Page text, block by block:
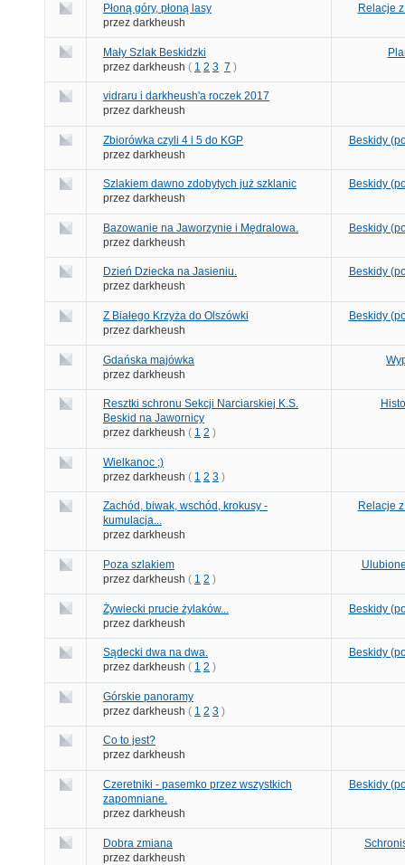
Płoną góry, płoną lasy
przez darkheush
Relacje
Mały Szlak Beskidzki
przez darkheush ( 1 2 3 7 )
vidraru i darkheush'a roczek 2017
przez darkheush
Zbiorówka czyli 4 i 5 do KGP
przez darkheush
Beskidy
Szlakiem dawno zdobytych już szklanic
przez darkheush
Beskidy
Bazowanie na Jaworzynie i Mędralowa.
przez darkheush
Beskidy
Dzień Dziecka na Jasieniu.
przez darkheush
Beskidy
Z Białego Krzyża do Olszówki
przez darkheush
Beskidy
Gdańska majówka
przez darkheush
Resztki schronu Sekcji Narciarskiej K.S.
Beskid na Jawornicy
przez darkheush ( 1 2 )
Wielkanoc ;)
przez darkheush ( 1 2 3 )
Zachód, biwak, wschód, krokusy -
kumulacja...
przez darkheush
Relacje
Poza szlakiem
przez darkheush ( 1 2 )
Żywiecki prucie żylaków...
przez darkheush
Beskidy
Sądecki dwa na dwa.
przez darkheush ( 1 2 )
Beskidy
Górskie panoramy
przez darkheush ( 1 2 3 )
Co to jest?
przez darkheush
Czeretniki - pasemko przez wszystkich
zapomniane.
przez darkheush
Beskidy
Dobra zmiana
przez darkheush